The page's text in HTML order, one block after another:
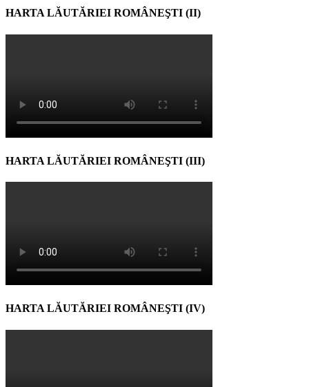
HARTA LĂUTĂRIEI ROMÂNEŞTI (II)
HARTA LĂUTĂRIEI ROMÂNEŞTI (III)
HARTA LĂUTĂRIEI ROMÂNEŞTI (IV)